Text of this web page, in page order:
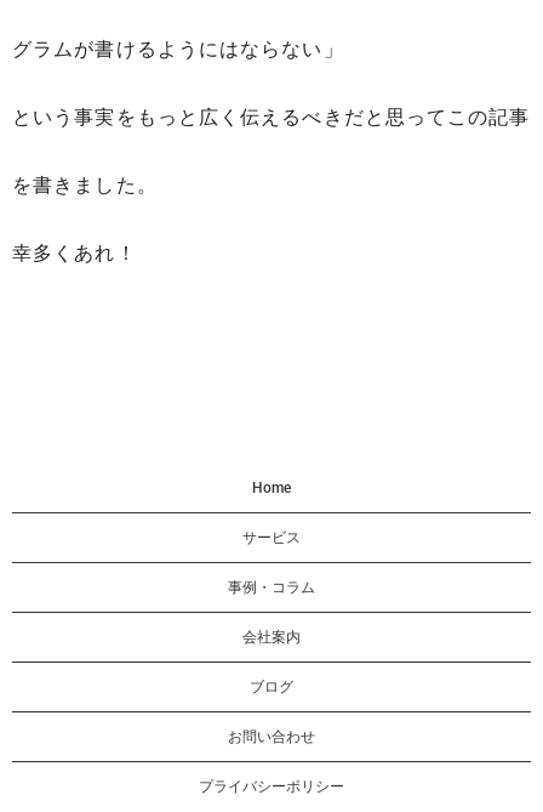
グラムが書けるようにはならない」
という事実をもっと広く伝えるべきだと思ってこの記事
を書きました。
幸多くあれ！
Home
サービス
事例・コラム
会社案内
ブログ
お問い合わせ
プライバシーポリシー